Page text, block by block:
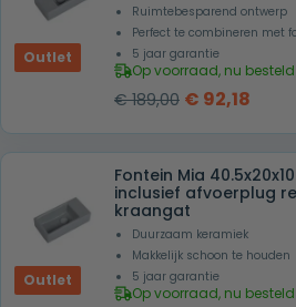
Ruimtebesparend ontwerp
Perfect te combineren met
5 jaar garantie
Op voorraad, nu
€189,00
was:
€ 189,00.
€ 92,18
is:
€
Outlet
Fontein Mia
inclusief afvoerplug
kraangat
Duurzaam keramiek
Makkelijk schoon te houden
5 jaar garantie
Op voorraad, nu
Outlet